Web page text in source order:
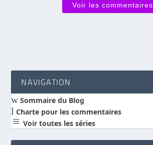
Voir les commentaires
NAVIGATION
wSommaire du Blog
l Charte pour les commentaires
a Voir toutes les séries